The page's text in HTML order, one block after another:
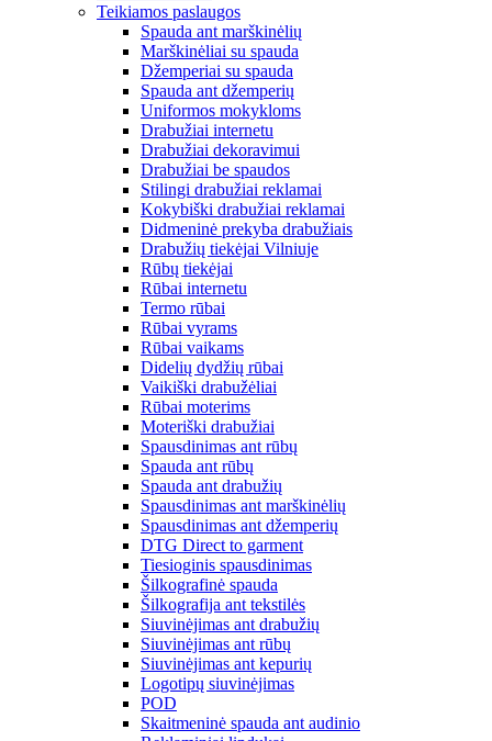
Teikiamos paslaugos
Spauda ant marškinėlių
Marškinėliai su spauda
Džemperiai su spauda
Spauda ant džemperių
Uniformos mokykloms
Drabužiai internetu
Drabužiai dekoravimui
Drabužiai be spaudos
Stilingi drabužiai reklamai
Kokybiški drabužiai reklamai
Didmeninė prekyba drabužiais
Drabužių tiekėjai Vilniuje
Rūbų tiekėjai
Rūbai internetu
Termo rūbai
Rūbai vyrams
Rūbai vaikams
Didelių dydžių rūbai
Vaikiški drabužėliai
Rūbai moterims
Moteriški drabužiai
Spausdinimas ant rūbų
Spauda ant rūbų
Spauda ant drabužių
Spausdinimas ant marškinėlių
Spausdinimas ant džemperių
DTG Direct to garment
Tiesioginis spausdinimas
Šilkografinė spauda
Šilkografija ant tekstilės
Siuvinėjimas ant drabužių
Siuvinėjimas ant rūbų
Siuvinėjimas ant kepurių
Logotipų siuvinėjimas
POD
Skaitmeninė spauda ant audinio